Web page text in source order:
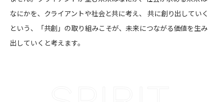
なにかを、クライアントや社会と共に考え、 共に創り出していく
という、「共創」の取り組みこそが、未来につながる価値を生み
出していくと考えます。